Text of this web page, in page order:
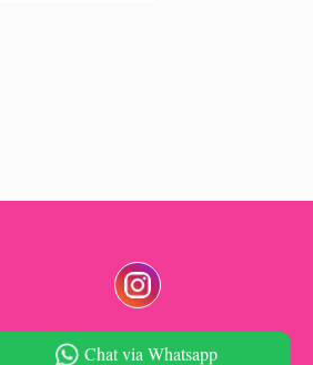
Chat via Whatsapp